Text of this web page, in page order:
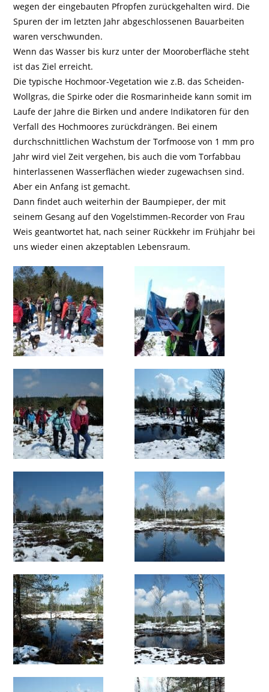
wegen der eingebauten Pfropfen zurückgehalten wird. Die
Spuren der im letzten Jahr abgeschlossenen Bauarbeiten
waren verschwunden.
Wenn das Wasser bis kurz unter der Mooroberfläche steht
ist das Ziel erreicht.
Die typische Hochmoor-Vegetation wie z.B. das Scheiden-
Wollgras, die Spirke oder die Rosmarinheide kann somit im
Laufe der Jahre die Birken und andere Indikatoren für den
Verfall des Hochmoores zurückdrängen. Bei einem
durchschnittlichen Wachstum der Torfmoose von 1 mm pro
Jahr wird viel Zeit vergehen, bis auch die vom Torfabbau
hinterlassenen Wasserflächen wieder zugewachsen sind.
Aber ein Anfang ist gemacht.
Dann findet auch weiterhin der Baumpieper, der mit
seinem Gesang auf den Vogelstimmen-Recorder von Frau
Weis geantwortet hat, nach seiner Rückkehr im Frühjahr bei
uns wieder einen akzeptablen Lebensraum.